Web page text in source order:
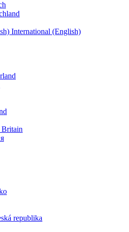
International (English)
Britain
republika